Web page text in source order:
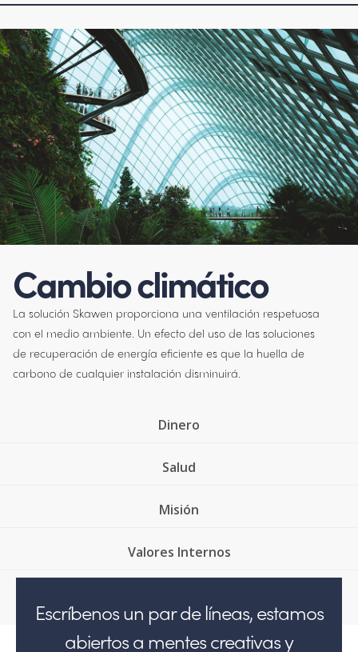
Cambio climático
La solución Skawen proporciona una ventilación respetuosa
con el medio ambiente. Un efecto del uso de las soluciones
de recuperación de energía eficiente es que la huella de
carbono de cualquier instalación disminuirá.
Dinero
Salud
Misión
Valores Internos
Escríbenos un par de líneas, estamos
abiertos a mentes creativas y